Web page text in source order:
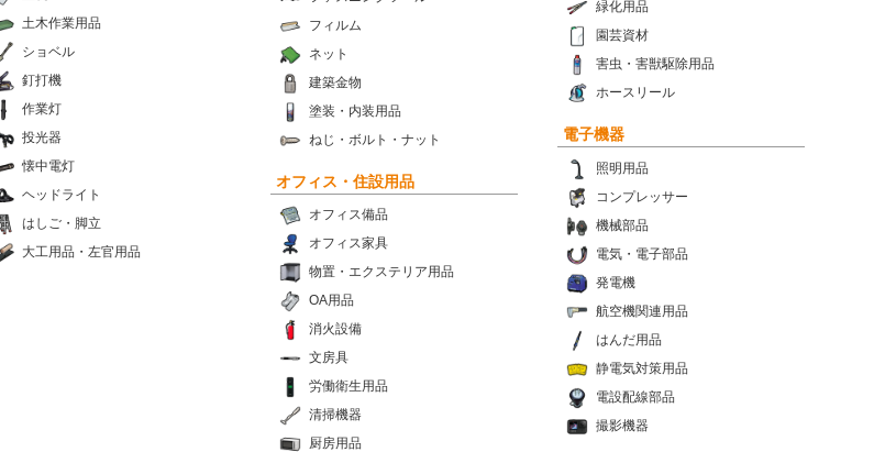
土木作業用品
ショベル
釘打機
作業灯
投光器
懐中電灯
ヘッドライト
はしご・脚立
大工用品・左官用品
フィルム
ネット
建築金物
塗装・内装用品
ねじ・ボルト・ナット
緑化用品
園芸資材
害虫・害獣駆除用品
ホースリール
電子機器
照明用品
コンプレッサー
機械部品
電気・電子部品
発電機
航空機関連用品
はんだ用品
静電気対策用品
電設配線部品
撮影機器
オフィス・住設用品
オフィス備品
オフィス家具
物置・エクステリア用品
OA用品
消火設備
文房具
労働衛生用品
清掃機器
厨房用品